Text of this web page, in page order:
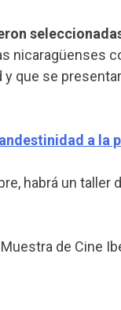
nicaragüenses
que se
a la
habrá un taller
de Cine